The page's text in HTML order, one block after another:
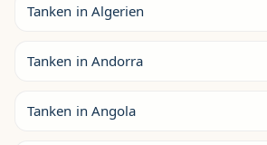
Tanken in Algerien
Tanken in Andorra
Tanken in Angola